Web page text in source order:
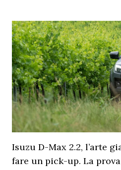
Isuzu D-Max 2.2, l’arte
fare un pick-up. La